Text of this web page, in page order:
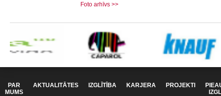
Foto arhīvs >>
PAR
MUMS
AKTUALITĀTES IZGLĪTĪBA KARJERA PROJEKTI